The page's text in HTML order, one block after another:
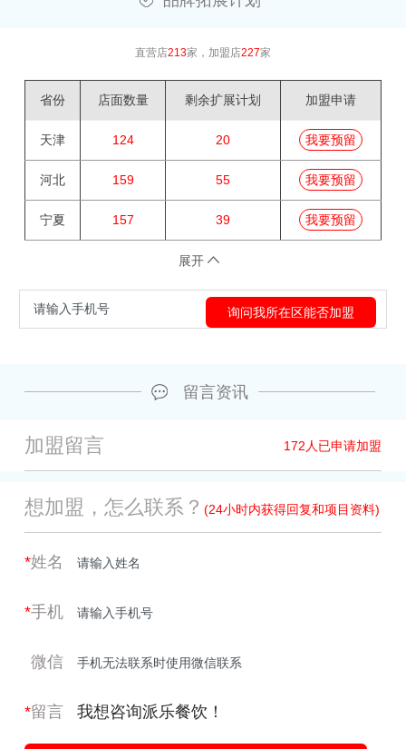
直营店213家，加盟店227家
省份 店面数量 剩余扩展计划 加盟申请
天津 124 20 我要预留
河北 159 55 我要预留
宁夏 157 39 我要预留
展开
留言资讯
加盟留言 172 人已申请加盟
想加盟，怎么联系？ (24小时内获得回复和项目资料)
*姓名
*手机
微信
*留言